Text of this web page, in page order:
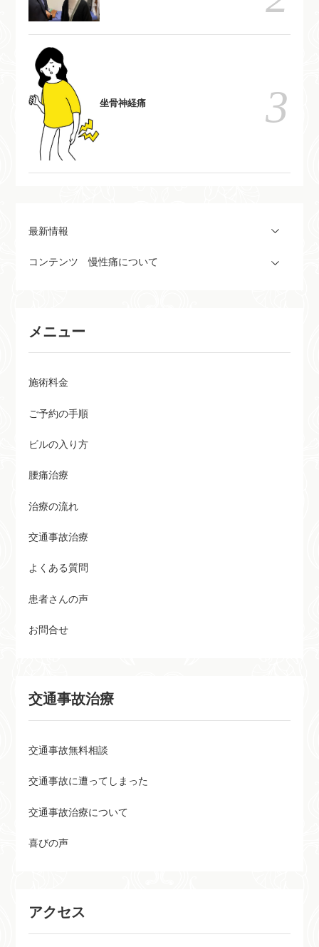
坐骨神経痛
最新情報
コンテンツ 慢性痛について
メニュー
施術料金
ご予約の手順
ビルの入り方
腰痛治療
治療の流れ
交通事故治療
よくある質問
患者さんの声
お問合せ
交通事故治療
交通事故無料相談
交通事故に遭ってしまった
交通事故治療について
喜びの声
アクセス